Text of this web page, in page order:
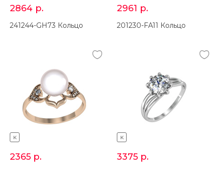
2864 р.
241244-GH73 Кольцо
2961 р.
201230-FA11 Кольцо
K
2365 р.
K
3375 р.